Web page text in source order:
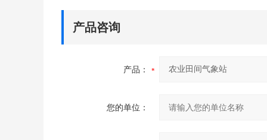
产品咨询
产品：
您的单位：